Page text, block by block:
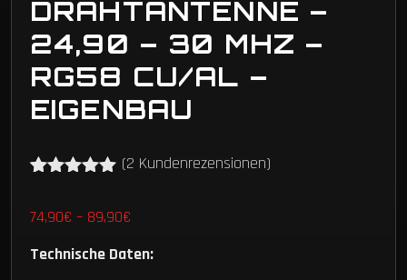
DRAHTANTENNE –
24,90 – 30 MHZ –
RG58 CU/AL –
EIGENBAU
von 5,
auf
(2 Kundenrezensionen)
74,90€ – 89,90€
bis
Technische Daten: